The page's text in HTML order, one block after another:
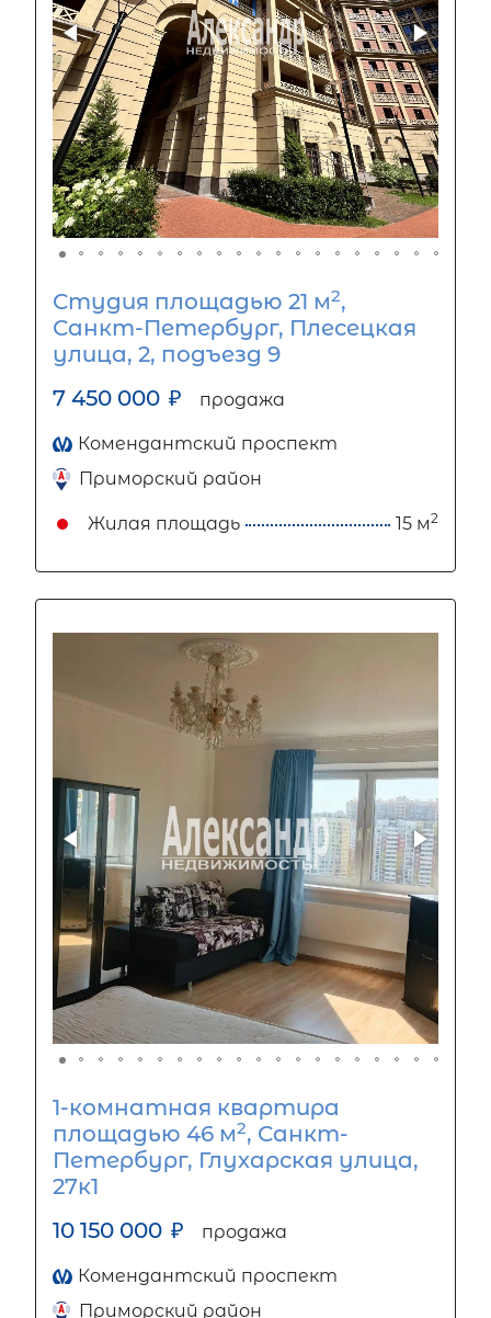
Студия площадью 21 м2,
Санкт-Петербург, Плесецкая
улица, 2, подъезд 9
7 450 000 ₽ продажа
Комендантский проспект
Приморский район
Жилая площадь 15 м2
1-комнатная квартира
площадью 46 м2, Санкт-
Петербург, Глухарская улица,
27к1
10 150 000 ₽ продажа
Комендантский проспект
Приморский район